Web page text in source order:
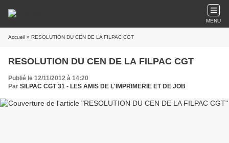
MENU
Accueil » RESOLUTION DU CEN DE LA FILPAC CGT
RESOLUTION DU CEN DE LA FILPAC CGT
Publié le 12/11/2012 à 14:20
Par SILPAC CGT 31 - LES AMIS DE L'IMPRIMERIE ET DE JOB